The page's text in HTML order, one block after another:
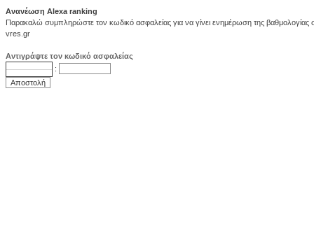
Ανανέωση Alexa ranking
Παρακαλώ συμπληρώστε τον κωδικό ασφαλείας για να γίνει ενημέρωση της βαθμολογίας
vres.gr
Αντιγράψτε τον κωδικό ασφαλείας
: